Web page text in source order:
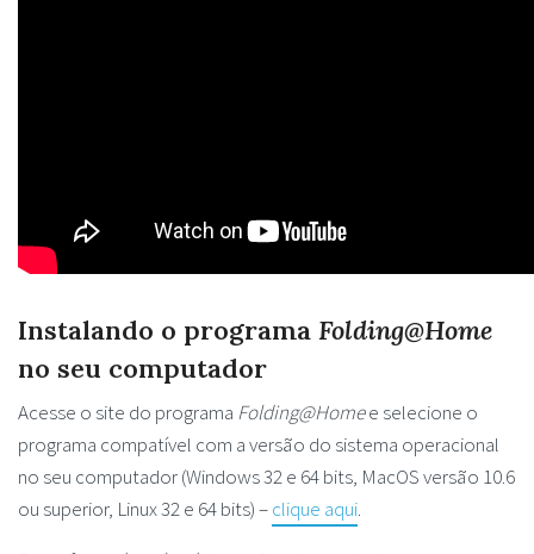
Instalando o programa Folding@Home
no seu computador
Acesse o site do programa Folding@Homee selecione o
programa compatível com a versão do sistema operacional
no seu computador (Windows 32 e 64 bits, MacOS versão 10.6
ou superior, Linux 32 e 64 bits) –clique aqui.